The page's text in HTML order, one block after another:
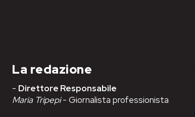
La redazione
- Direttore Responsabile
Maria Tripepi- Giornalista professionista